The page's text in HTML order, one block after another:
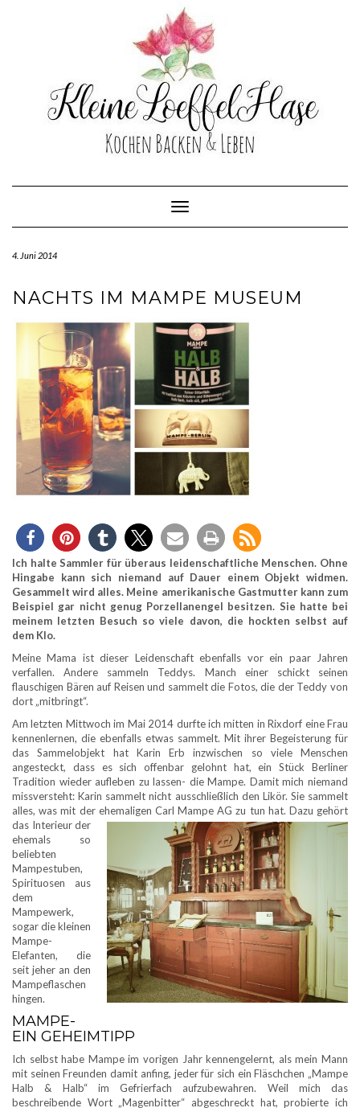
Toggle Navigation
4. Juni 2014
NACHTS IM MAMPE MUSEUM
Ich halte Sammler für überaus leidenschaftliche Menschen. Ohne
Hingabe kann sich niemand auf Dauer einem Objekt widmen.
Gesammelt wird alles. Meine amerikanische Gastmutter kann zum
Beispiel gar nicht genug Porzellanengel besitzen. Sie hatte bei
meinem letzten Besuch so viele davon, die hockten selbst auf
dem Klo.
Meine Mama ist dieser Leidenschaft ebenfalls vor ein paar Jahren
verfallen. Andere sammeln Teddys. Manch einer schickt seinen
flauschigen Bären auf Reisen und sammelt die Fotos, die der Teddy von
dort „mitbringt“.
Am letzten Mittwoch im Mai 2014 durfte ich mitten in Rixdorf eine Frau
kennenlernen, die ebenfalls etwas sammelt. Mit ihrer Begeisterung für
das Sammelobjekt hat Karin Erb inzwischen so viele Menschen
angesteckt, dass es sich offenbar gelohnt hat, ein Stück Berliner
Tradition wieder aufleben zu lassen- die Mampe. Damit mich niemand
missversteht: Karin sammelt nicht ausschließlich den Likör. Sie sammelt
alles, was mit der ehemaligen Carl Mampe AG zu tun hat. Dazu gehört
das Interieur der
ehemals so
beliebten
Mampestuben,
Spirituosen aus
dem
Mampewerk,
sogar die kleinen
Mampe-
Elefanten, die
seit jeher an den
Mampeflaschen
hingen.
MAMPE-
EIN GEHEIMTIPP
Ich selbst habe Mampe im vorigen Jahr kennengelernt, als mein Mann
mit seinen Freunden damit anfing, jeder für sich ein Fläschchen „Mampe
Halb & Halb“ im Gefrierfach aufzubewahren. Weil mich das
beschreibende Wort „Magenbitter“ abgeschreckt hat, probierte ich